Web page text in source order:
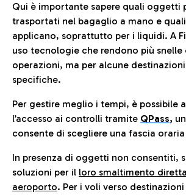
Qui è importante sapere quali oggetti
trasportati nel bagaglio a mano e
applicano, soprattutto per i liquidi. A
uso tecnologie che rendono più snelle
operazioni, ma per alcune
specifiche.
Per gestire meglio i tempi, è possibile
l’accesso ai controlli tramite QPass,
consente di scegliere una fascia
In presenza di oggetti non consentiti,
soluzioni per il loro smaltimento
aeroporto. Per i voli verso